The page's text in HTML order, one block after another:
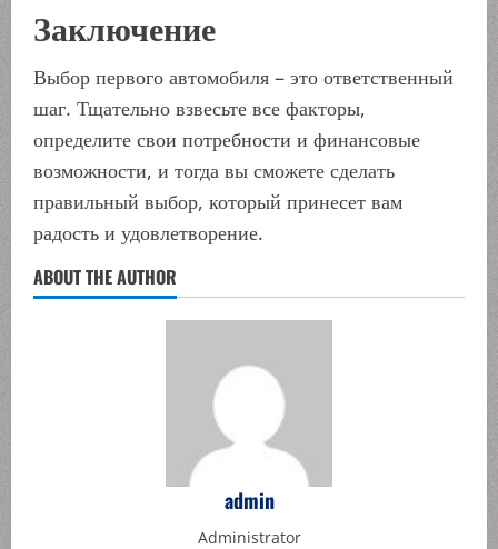
Заключение
Выбор первого автомобиля – это ответственный
шаг. Тщательно взвесьте все факторы,
определите свои потребности и финансовые
возможности, и тогда вы сможете сделать
правильный выбор, который принесет вам
радость и удовлетворение.
ABOUT THE AUTHOR
admin
Administrator